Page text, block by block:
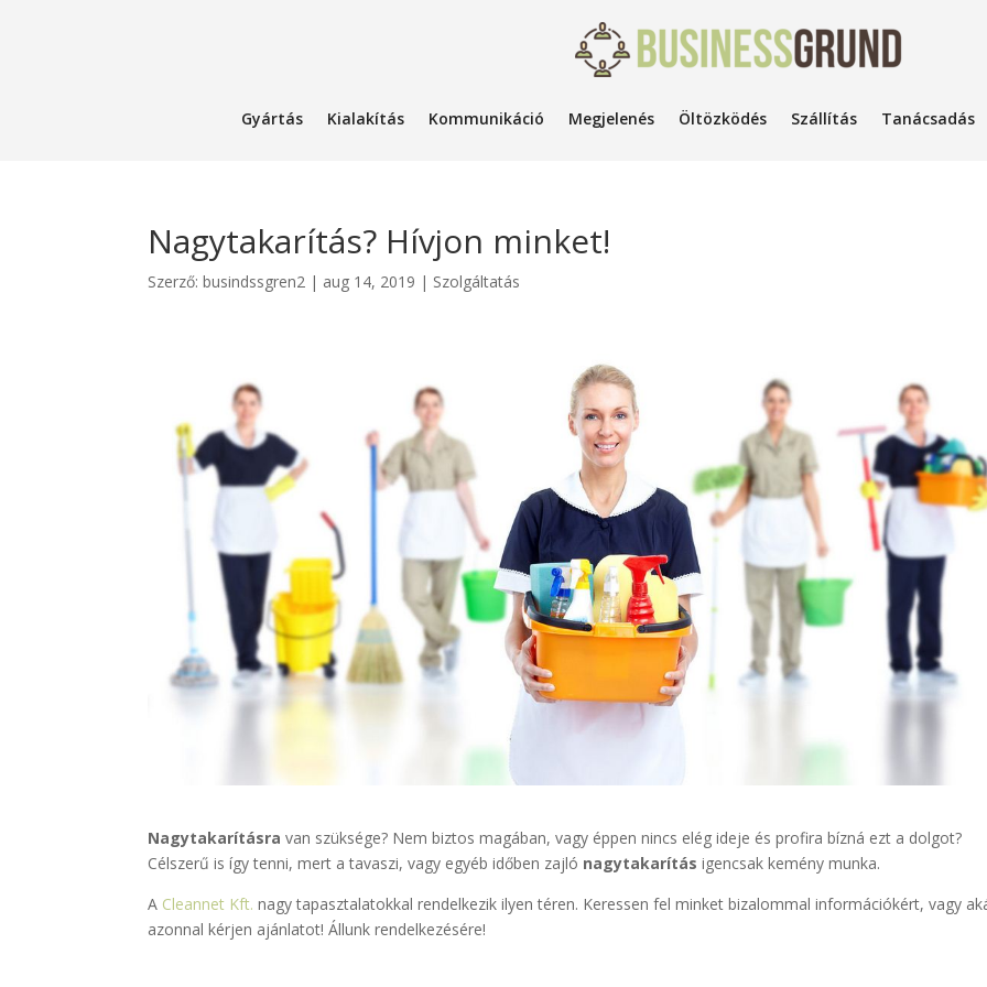
Gyártás Kialakítás Kommunikáció Megjelenés Öltözködés Szállítás Tanácsadás
Nagytakarítás? Hívjon minket!
Szerző:busindssgren2 | aug 14, 2019 | Szolgáltatás
Nagytakarításra van szüksége? Nem biztos magában, vagy éppen nincs elég ideje és profira bízná ezt a dolgot?
Célszerű is így tenni, mert a tavaszi, vagy egyéb időben zajló nagytakarítás igencsak kemény munka.
A Cleannet Kft. nagy tapasztalatokkal rendelkezik ilyen téren. Keressen fel minket bizalommal információkért, vagy
azonnal kérjen ajánlatot! Állunk rendelkezésére!